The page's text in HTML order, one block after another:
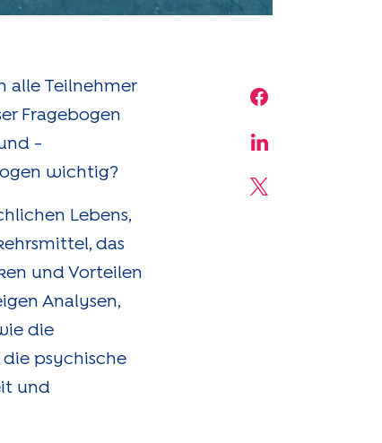
Share on
Share on
Share on X
alle Teilnehmer
Fragebogen
-
wichtig?
Lebens,
das
und Vorteilen
Analysen,
die
psychische
und